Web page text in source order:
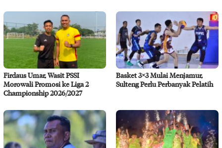
Firdaus Umar, Wasit PSSI
Morowali Promosi ke Liga 2
Championship 2026/2027
Basket 3×3 Mulai Menjamur,
Sulteng Perlu Perbanyak Pelatih